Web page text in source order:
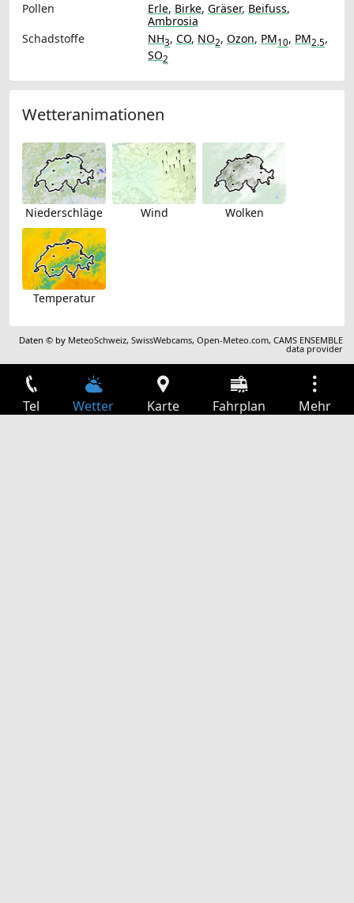
Pollen
Erle, Birke, Gräser, Beifuss,
Ambrosia
Schadstoffe
NH3, CO, NO2, Ozon, PM10, PM2.5,
SO2
Wetteranimationen
Niederschläge Wind Wolken
Temperatur
Daten © by MeteoSchweiz,SwissWebcams,Open-Meteo.com,CAMS ENSEMBLE
data provider
Tel Wetter Karte Fahrplan Mehr